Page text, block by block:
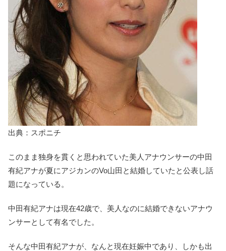
出典：スポニチ
このまま独身を貫くと思われていた美人アナウンサーの中田
有紀アナが夏にアジカンのVo山田と結婚していたと公表し話
題になっている。
中田有紀アナは現在42歳で、美人なのに結婚できないアナウ
ンサーとして有名でした。
そんな中田有紀アナが、なんと現在妊娠中であり、しかも出